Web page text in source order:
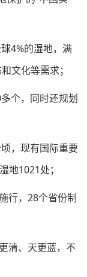
4%的湿地，满
文化等需求；
个，同时还规划
，现有国际重要
地1021处；
行，28个省份制
清、天更蓝，不